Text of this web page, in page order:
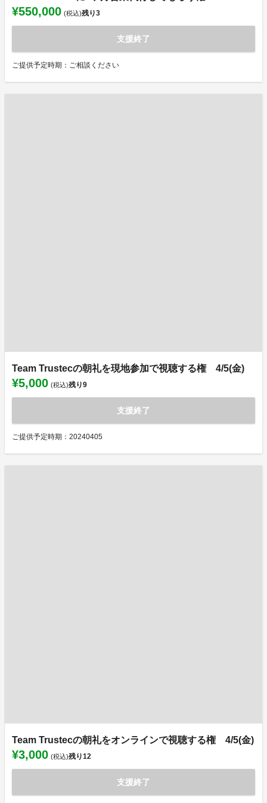
¥550,000 (税込)残り3
支援終了
ご提供予定時期：ご相談ください
Team Trustecの朝礼を現地参加で視聴する権 4/5(金)
¥5,000 (税込)残り9
支援終了
ご提供予定時期：20240405
Team Trustecの朝礼をオンラインで視聴する権 4/5(金)
¥3,000 (税込)残り12
支援終了